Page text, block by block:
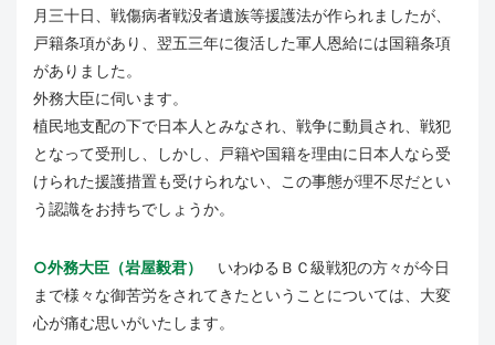
月三十日、戦傷病者戦没者遺族等援護法が作られましたが、
戸籍条項があり、翌五三年に復活した軍人恩給には国籍条項
がありました。
外務大臣に伺います。
植民地支配の下で日本人とみなされ、戦争に動員され、戦犯
となって受刑し、しかし、戸籍や国籍を理由に日本人なら受
けられた援護措置も受けられない、この事態が理不尽だとい
う認識をお持ちでしょうか。
○外務大臣（岩屋毅君）
いわゆるＢＣ級戦犯の方々が今日
まで様々な御苦労をされてきたということについては、大変
心が痛む思いがいたします。